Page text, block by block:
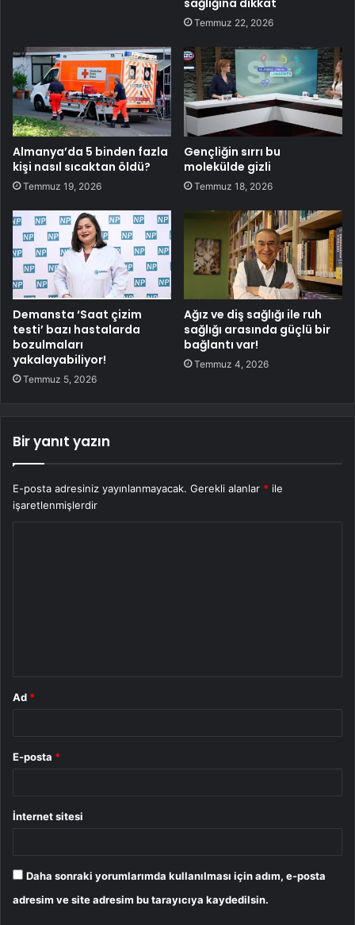
Temmuz 22, 2026
Almanya’da 5 binden fazla
kişi nasıl sıcaktan öldü?
Temmuz 19, 2026
Gençliğin sırrı bu
molekülde gizli
Temmuz 18, 2026
Demansta ‘Saat çizim
testi’ bazı hastalarda
bozulmaları
yakalayabiliyor!
Temmuz 5, 2026
Ağız ve diş sağlığı ile ruh
sağlığı arasında güçlü bir
bağlantı var!
Temmuz 4, 2026
Bir yanıt yazın
E-posta adresiniz yayınlanmayacak. Gerekli alanlar * ile
işaretlenmişlerdir
Ad *
E-posta *
İnternet sitesi
Daha sonraki yorumlarımda kullanılması için adım, e-posta
adresim ve site adresim bu tarayıcıya kaydedilsin.